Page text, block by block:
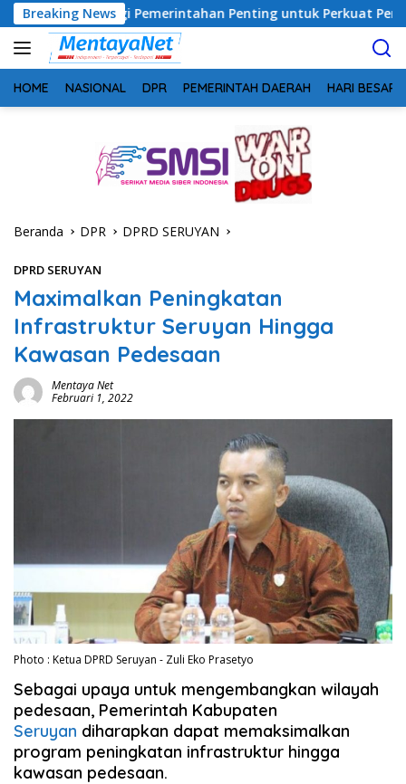
Langsung
ke
konten
Breaking News
Pemerintahan Penting untuk Perkuat Pembangunan Desa
HOME NASIONAL DPR PEMERINTAH DAERAH HARI BESAR
Beranda DPR DPRD SERUYAN
DPRD SERUYAN
Maximalkan Peningkatan
Infrastruktur Seruyan Hingga
Kawasan Pedesaan
Mentaya Net
Februari 1, 2022
Photo : Ketua DPRD Seruyan - Zuli Eko Prasetyo
Sebagai upaya untuk mengembangkan wilayah
pedesaan, Pemerintah Kabupaten
Seruyan diharapkan dapat memaksimalkan
program peningkatan infrastruktur hingga
kawasan pedesaan.